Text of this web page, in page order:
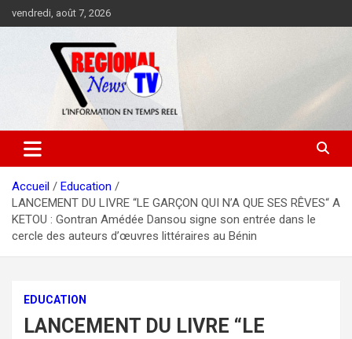
au
vendredi, août 7, 2026
Accueil
Education
LANCEMENT DU LIVRE “LE GARÇON QUI N’A QUE SES RÊVES“ A
KETOU : Gontran Amédée Dansou signe son entrée dans le
cercle des auteurs d’œuvres littéraires au Bénin
EDUCATION
LANCEMENT DU LIVRE “LE